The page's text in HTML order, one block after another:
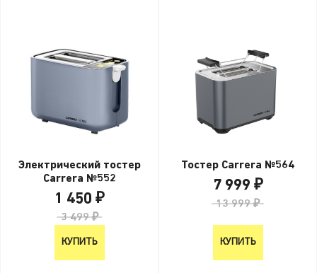
Электрический тостер
Carrera №552
1 450 ₽
3 499 ₽
КУПИТЬ
Тостер Carrera №564
7 999 ₽
13 999 ₽
КУПИТЬ